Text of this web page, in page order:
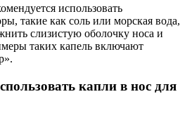
использовать
такие как соль или морская вода,
слизистую оболочку носа и
таких капель включают
капли в нос для